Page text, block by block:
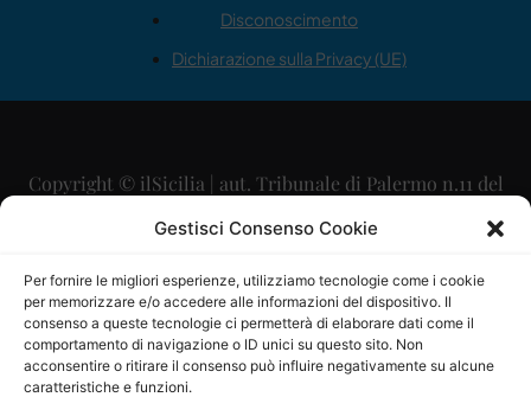
Gestisci Consenso Cookie
Per fornire le migliori esperienze, utilizziamo tecnologie come i cookie
per memorizzare e/o accedere alle informazioni del dispositivo. Il
consenso a queste tecnologie ci permetterà di elaborare dati come il
comportamento di navigazione o ID unici su questo sito. Non
acconsentire o ritirare il consenso può influire negativamente su alcune
caratteristiche e funzioni.
Disconoscimento
Dichiarazione sulla Privacy (UE)
Copyright © ilSicilia | aut. Tribunale di Palermo n.11 del
29/09/2015
Direttore Editoriale: Maurizio Scaglione
Direttore Responsabile: Maria Calabrese